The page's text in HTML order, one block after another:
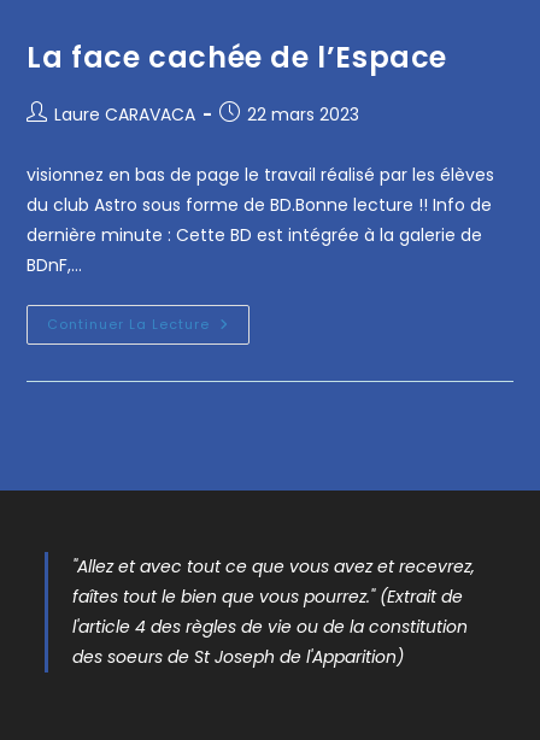
La face cachée de l’Espace
Laure CARAVACA 22 mars 2023
visionnez en bas de page le travail réalisé par les élèves
du club Astro sous forme de BD.Bonne lecture !! Info de
dernière minute : Cette BD est intégrée à la galerie de
BDnF,…
Continuer La Lecture
"Allez et avec tout ce que vous avez et recevrez,
faîtes tout le bien que vous pourrez." (Extrait de
l'article 4 des règles de vie ou de la constitution
des soeurs de St Joseph de l'Apparition)